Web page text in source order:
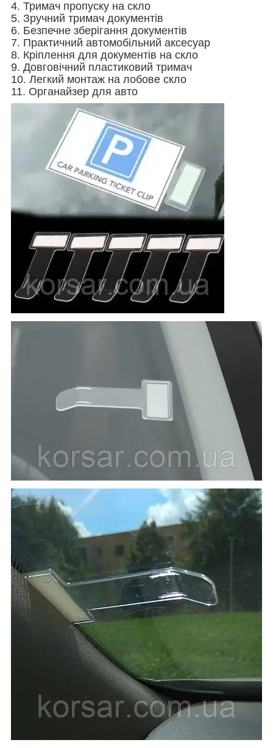
4. Тримач пропуску на скло
5. Зручний тримач документів
6. Безпечне зберігання документів
7. Практичний автомобільний аксесуар
8. Кріплення для документів на скло
9. Довговічний пластиковий тримач
10. Легкий монтаж на лобове скло
11. Органайзер для авто